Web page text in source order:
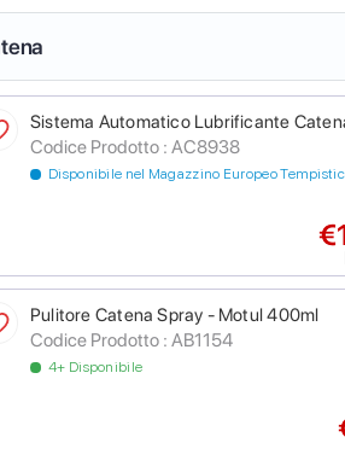
Sistema Automatico Lubrificante
Codice Prodotto : AC8938
Disponibile nel Magazzino Europeo
Pulitore Catena Spray - Motul 400ml
Codice Prodotto : AB1154
4+ Disponibile